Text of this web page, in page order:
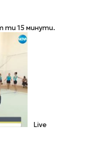
ти 15 минути.
Live